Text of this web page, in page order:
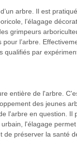
arbre. Il est
l’élagage
grimpeurs
l’arbre.
par
entière de l'arbre.
des jeunes
l'arbre en question. Il
l'élagage
de préserver la santé